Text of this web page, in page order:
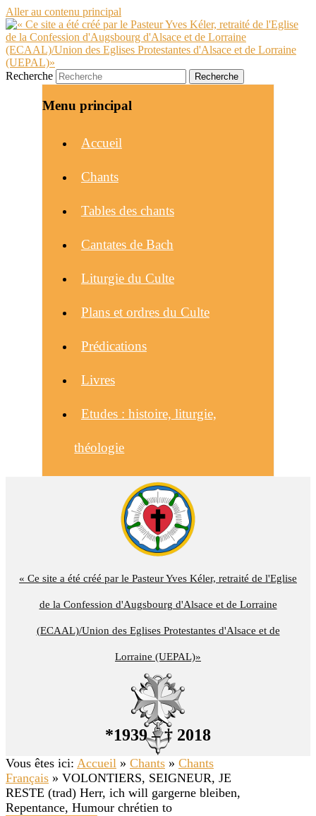
Aller au contenu principal
« Ce site a été créé par le Pasteur Yves Kéler, retraité de l'Eglise
de la Confession d'Augsbourg d'Alsace et de Lorraine
(ECAAL)/Union des Eglises Protestantes d'Alsace et de
Lorraine (UEPAL)»
*1939 – † 2018
Recherche
Menu principal
Accueil
Chants
Tables des chants
Cantates de Bach
Liturgie du Culte
Plans et ordres du Culte
Prédications
Livres
Etudes : histoire, liturgie,
théologie
Vous êtes ici: Accueil » Chants » Chants
Français » VOLONTIERS, SEIGNEUR, JE
RESTE (trad) Herr, ich will gargerne bleiben,
Repentance, Humour chrétien to